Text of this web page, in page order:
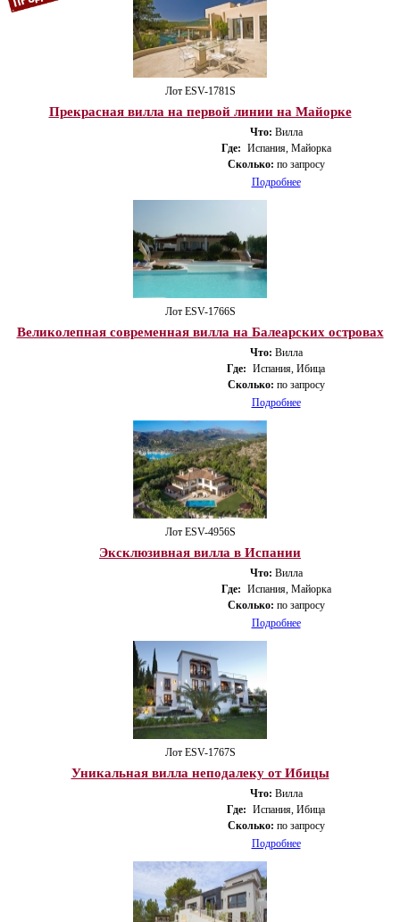
Лот ESV-1781S
Прекрасная вилла на первой линии на Майорке
Что: Вилла
Где: Испания, Майорка
Сколько: по запросу
Подробнее
Лот ESV-1766S
Великолепная современная вилла на Балеарских островах
Что: Вилла
Где: Испания, Ибица
Сколько: по запросу
Подробнее
Лот ESV-4956S
Эксклюзивная вилла в Испании
Что: Вилла
Где: Испания, Майорка
Сколько: по запросу
Подробнее
Лот ESV-1767S
Уникальная вилла неподалеку от Ибицы
Что: Вилла
Где: Испания, Ибица
Сколько: по запросу
Подробнее